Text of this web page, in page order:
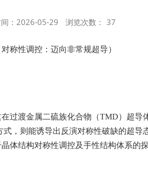
：2026-05-29 浏览次数： 37
对称性调控：迈向非常规超导）
过渡金属二硫族化合物（TMD）超导
式，则能诱导出反演对称性破缺的超
体结构对称性调控及手性结构体系的